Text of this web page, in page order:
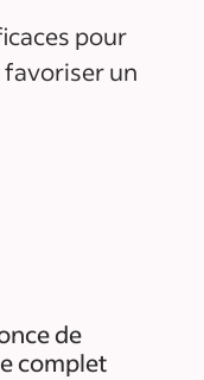
pour
un
de
complet